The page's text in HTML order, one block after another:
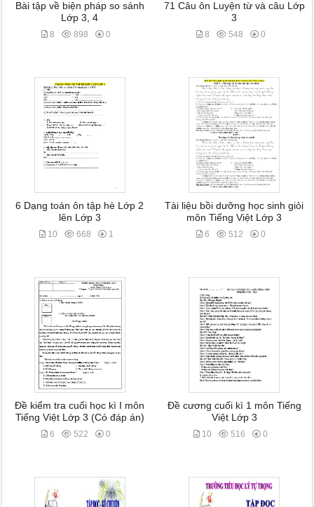
Bài tập về biện pháp so sánh
Lớp 3, 4
8 898 0
71 Câu ôn Luyện từ và câu Lớp
3
8 548 0
6 Dạng toán ôn tập hè Lớp 2
lên Lớp 3
10 668 1
Tài liệu bồi dưỡng học sinh giỏi
môn Tiếng Việt Lớp 3
6 512 0
Đề kiểm tra cuối học kì I môn
Tiếng Việt Lớp 3 (Có đáp án)
6 522 0
Đề cương cuối kì 1 môn Tiếng
Việt Lớp 3
10 516 0